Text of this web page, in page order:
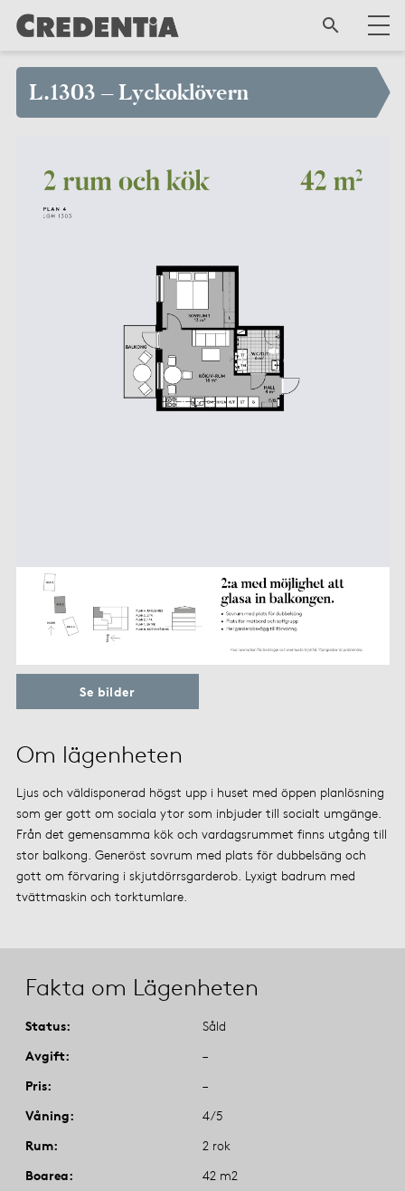
L.1303 – Lyckoklövern
Om lägenheten
Ljus och väldisponerad högst upp i huset med öppen planlösning
som ger gott om sociala ytor som inbjuder till socialt umgänge.
Från det gemensamma kök och vardagsrummet finns utgång till
stor balkong. Generöst sovrum med plats för dubbelsäng och
gott om förvaring i skjutdörrsgarderob. Lyxigt badrum med
tvättmaskin och torktumlare.
Fakta om Lägenheten
Status
Såld
Avgift
–
Pris
–
Våning
4/5
Rum
2 rok
Boarea
42 m2
Se bilder